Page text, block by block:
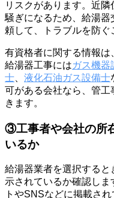
リスクがあります。近
騒ぎになるため、給湯
頼して、トラブルを防ぐ
有資格者に関する情報は
給湯器工事にはガス機器
士
液化石油ガス設備士
可がある会社なら、管
きます。
③工事者や会社の所
いるか
給湯器業者を選択すると
示されているか確認し
トやSNSなどに掲載さ